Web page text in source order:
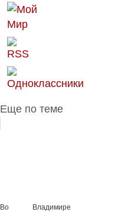
Еще по теме
Во Владимире